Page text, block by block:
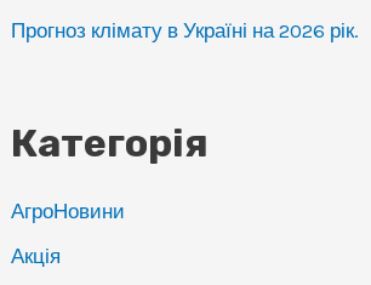
Прогноз клімату в Україні на 2026 рік.
Категорія
АгроНовини
Акція